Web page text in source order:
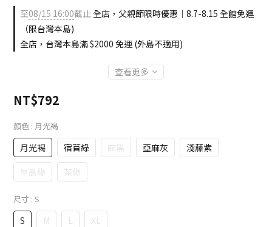
至08/15 16:00截止全店，父親節限時優惠｜8.7-8.15 全館免運
（限台灣本島)
全店，台灣本島滿 $2000 免運 (外島不適用)
查看更多
NT$792
顏色 : 月光褐
月光褐 宿苜綠 麻黑 亞麻灰
淺藤紫
早晨綠
茶綠
尺寸 : S
S M L XL